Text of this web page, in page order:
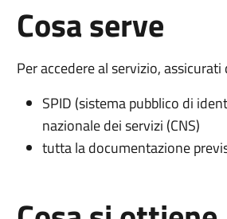
Cosa serve
Per accedere al servizio, assicurati
SPID (sistema pubblico di
nazionale dei servizi (CNS)
tutta la documentazione